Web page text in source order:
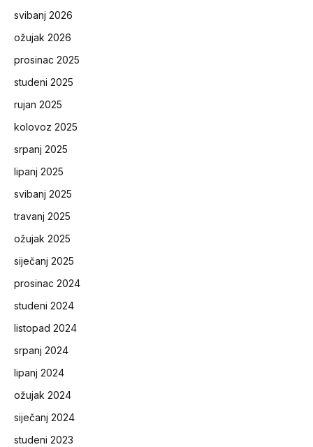
svibanj 2026
ožujak 2026
prosinac 2025
studeni 2025
rujan 2025
kolovoz 2025
srpanj 2025
lipanj 2025
svibanj 2025
travanj 2025
ožujak 2025
siječanj 2025
prosinac 2024
studeni 2024
listopad 2024
srpanj 2024
lipanj 2024
ožujak 2024
siječanj 2024
studeni 2023